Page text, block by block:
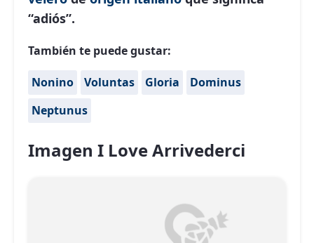
“adiós”.
También te puede gustar:
Nonino Voluntas Gloria
Dominus
Neptunus
Imagen I Love Arrivederci